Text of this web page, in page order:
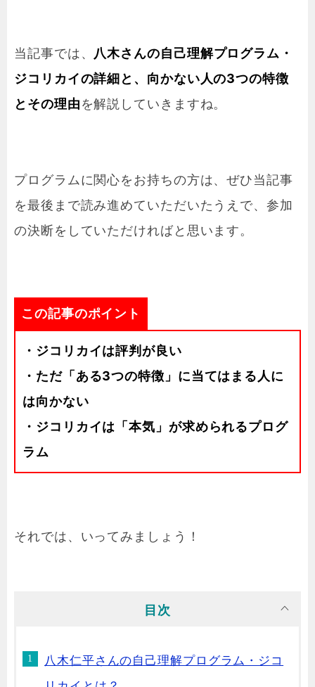
当記事では、 八木さんの自己理解プログラム・
ジコリカイの詳細と、向かない人の3つの特徴
とその理由を解説していきますね。
プログラムに関心をお持ちの方は、ぜひ当記事
を最後まで読み進めていただいたうえで、参加
の決断をしていただければと思います。
この記事のポイント
・ジコリカイは評判が良い
・ただ「ある3つの特徴」に当てはまる人に
は向かない
・ジコリカイは「本気」が求められるプログ
ラム
それでは、いってみましょう！
目次
八木仁平さんの自己理解プログラム・ジコ